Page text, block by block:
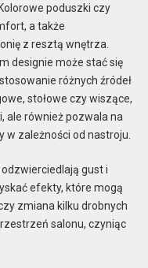
poduszki czy
a także
z resztą wnętrza.
designie może stać się
różnych źródeł
stołowe czy wiszące,
ale również pozwala na
zależności od nastroju.
gust i
efekty, które mogą
zmiana kilku drobnych
salonu, czyniąc